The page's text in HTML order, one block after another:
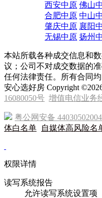
西安中原 佛山
合肥中原 中山
肇庆中原 襄阳
无锡中原 扬州
本站所载各种成交信息和
议；公司不对成交数据的
任何法律责任。所有合同均
安心选好房 Copyright
16080050号 增值电信业务
粤公网安备
体白名单
自媒体高风险名
权限详情
读写系统报告
允许读写系统设置项